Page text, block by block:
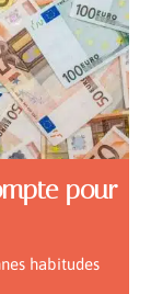
pour
habitudes